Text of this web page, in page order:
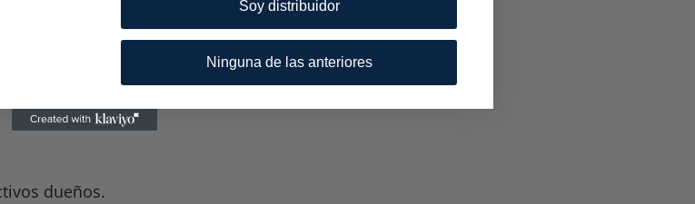
dueños.
Soy distribuidor
Ninguna de las anteriores